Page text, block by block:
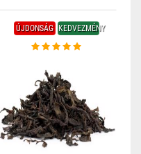
ÚJDONSÁG KEDVEZMÉNY